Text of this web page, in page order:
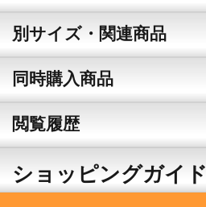
別サイズ・関連商品
同時購入商品
閲覧履歴
ショッピングガイド